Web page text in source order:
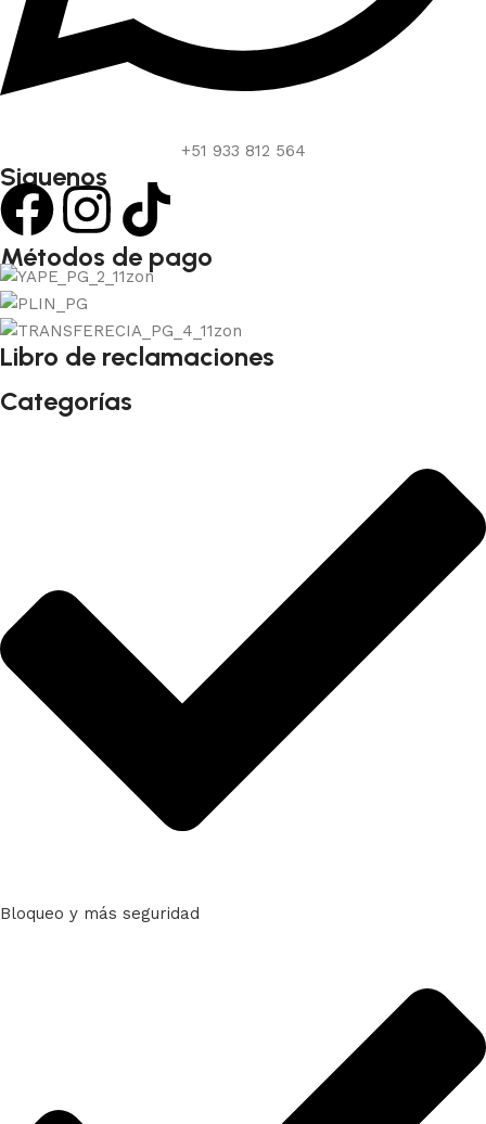
+51 933 812 564
Siguenos
Métodos de pago
Libro de reclamaciones
Categorías
Bloqueo y más seguridad